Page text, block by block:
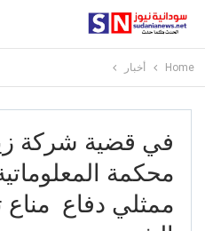
Home أخبار
في قضية شركة
محكمة
ممثلي دفاع